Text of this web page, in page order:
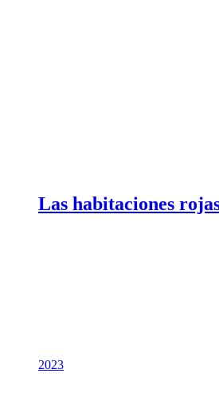
Las habitaciones
2023